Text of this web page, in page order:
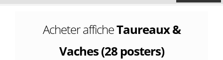
Acheter afficheTaureaux &
Vaches (28 posters)